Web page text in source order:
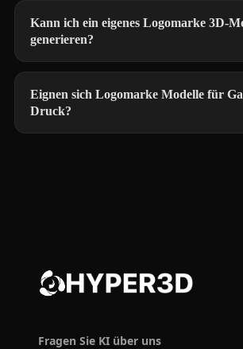
Kann ich ein eigenes Logomarke 3D-
generieren?
Eignen sich Logomarke Modelle für
Druck?
Fragen Sie KI über uns